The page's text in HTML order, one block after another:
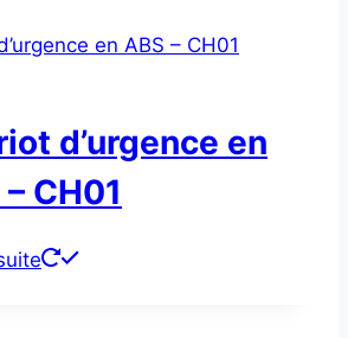
d’urgence en
CH01